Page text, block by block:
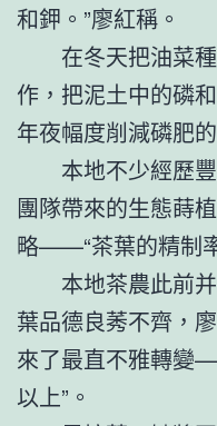
和鉀。”廖紅稱。
在冬天把油菜
作，把泥土中的磷
年夜幅度削減磷肥
本地不少經歷
團隊帶來的生態蒔
略——“茶葉的精制
本地茶農此前
葉品德良莠不齊，
來了最直不雅轉變
以上”。